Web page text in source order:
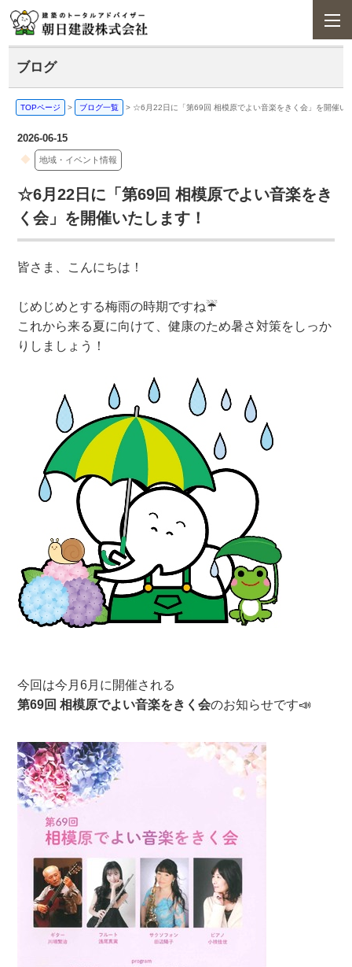
ブログ
TOPページ > ブログ一覧 > ☆6月22日に「第69回 相模原でよい音楽をきく会」を開催い
2026-06-15
地域・イベント情報
☆6月22日に「第69回 相模原でよい音楽をき
く会」を開催いたします！
皆さま、こんにちは！
じめじめとする梅雨の時期ですね☔
これから来る夏に向けて、健康のため暑さ対策をしっか
りしましょう！
今回は今月6月に開催される
第69回 相模原でよい音楽をきく会のお知らせです📣